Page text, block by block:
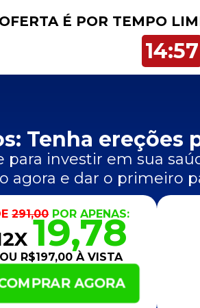
É POR TEMPO
14:57
Tenha ereções
investir em sua
agora e dar o primeiro
291,00POR APENAS:
19,78
OU R$197,00 À VISTA
AGORA